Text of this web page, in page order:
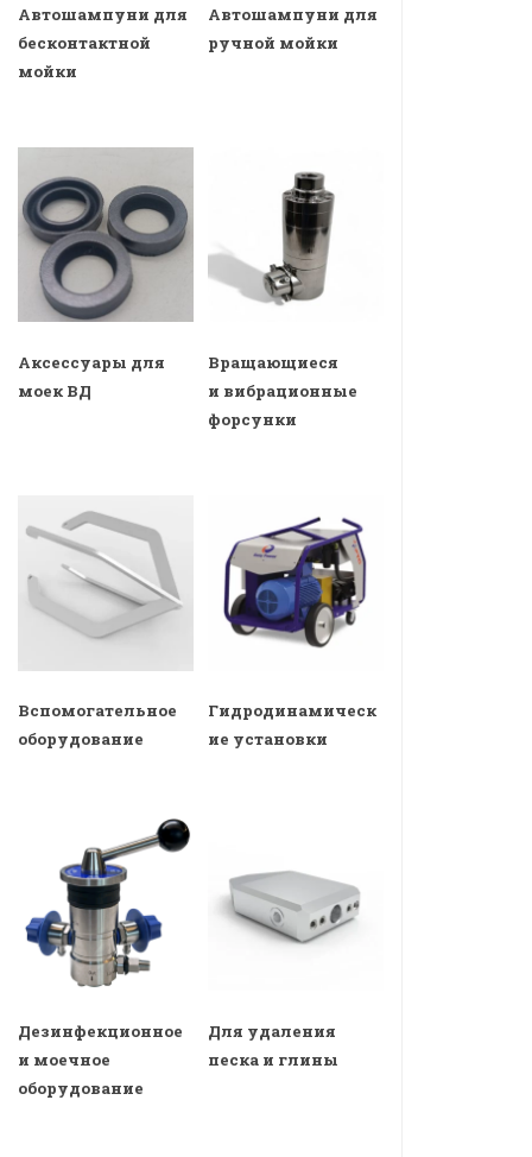
Автошампуни для
бесконтактной
мойки
Автошампуни для
ручной мойки
Аксессуары для
моек ВД
Вращающиеся
и вибрационные
форсунки
Вспомогательное
оборудование
Гидродинамическ
ие установки
Дезинфекционное
и моечное
оборудование
Для удаления
песка и глины